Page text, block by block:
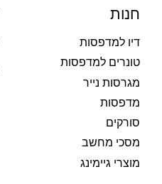
חנות
דיו למדפסות
טונרים למדפסות
מגרסות נייר
מדפסות
סורקים
מסכי מחשב
מוצרי גיימינג